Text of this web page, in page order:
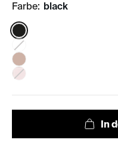
Farbe: black
Color: